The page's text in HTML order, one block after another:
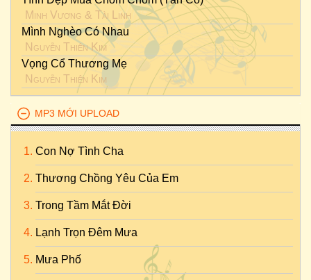
Minh Vương & Tài Linh
Mình Nghèo Có Nhau
Nguyễn Thiên Kim
Vọng Cổ Thương Mẹ
Nguyễn Thiên Kim
MP3 MỚI UPLOAD
Con Nợ Tình Cha
Thương Chồng Yêu Của Em
Trong Tầm Mắt Đời
Lạnh Trọn Đêm Mưa
Mưa Phố